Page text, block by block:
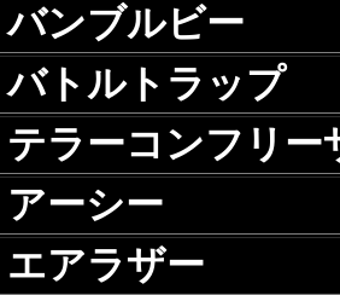
バンブルビー
バトルトラップ
テラーコンフリー
アーシー
エアラザー